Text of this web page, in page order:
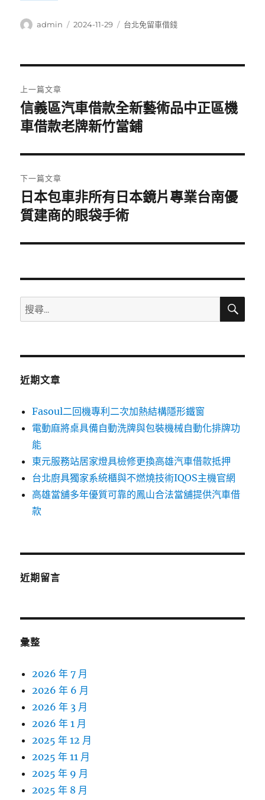
作
admin
發
2024-11-29
分
台北免留車借錢
章
導
覽
上一篇文章
上
一
文
章:
信義區汽車借款全新藝術品中正區機
車借款老牌新竹當鋪
下一篇文章
下
一
文
日本包車非所有日本鏡片專業台南優
質建商的眼袋手術
搜
尋
鍵
搜
近期文章
Fasoul二回機專利二次加熱結構隱形鐵窗
電動麻將桌具備自動洗牌與包裝機械自動化排牌功
能
東元服務站居家燈具檢修更換高雄汽車借款抵押
台北廚具獨家系統櫃與不燃燒技術IQOS主機官網
高雄當舖多年優質可靠的鳳山合法當舖提供汽車借
款
近期留言
彙整
2026 年 7 月
2026 年 6 月
2026 年 3 月
2026 年 1 月
2025 年 12 月
2025 年 11 月
2025 年 9 月
2025 年 8 月